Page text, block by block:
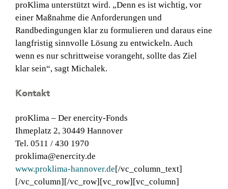
proKlima unterstützt wird. „Denn es ist wichtig, vor
einer Maßnahme die Anforderungen und
Randbedingungen klar zu formulieren und daraus eine
langfristig sinnvolle Lösung zu entwickeln. Auch
wenn es nur schrittweise vorangeht, sollte das Ziel
klar sein“, sagt Michalek.
Kontakt
proKlima – Der enercity-Fonds
Ihmeplatz 2, 30449 Hannover
Tel. 0511 / 430 1970
proklima@enercity.de
www.proklima-hannover.de[/vc_column_text]
[/vc_column][/vc_row][vc_row][vc_column]